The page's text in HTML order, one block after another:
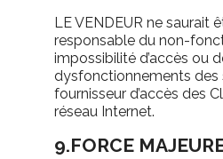
LE VENDEUR ne saurait
responsable du non-
impossibilité d’accès ou
dysfonctionnements des
fournisseur d’accès des
réseau Internet.
9.FORCE